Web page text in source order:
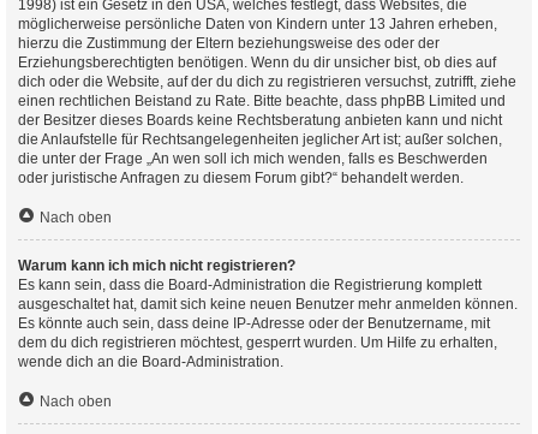
1998) ist ein Gesetz in den USA, welches festlegt, dass Websites, die
möglicherweise persönliche Daten von Kindern unter 13 Jahren erheben,
hierzu die Zustimmung der Eltern beziehungsweise des oder der
Erziehungsberechtigten benötigen. Wenn du dir unsicher bist, ob dies auf
dich oder die Website, auf der du dich zu registrieren versuchst, zutrifft, ziehe
einen rechtlichen Beistand zu Rate. Bitte beachte, dass phpBB Limited und
der Besitzer dieses Boards keine Rechtsberatung anbieten kann und nicht
die Anlaufstelle für Rechtsangelegenheiten jeglicher Art ist; außer solchen,
die unter der Frage „An wen soll ich mich wenden, falls es Beschwerden
oder juristische Anfragen zu diesem Forum gibt?“ behandelt werden.
Nach oben
Warum kann ich mich nicht registrieren?
Es kann sein, dass die Board-Administration die Registrierung komplett
ausgeschaltet hat, damit sich keine neuen Benutzer mehr anmelden können.
Es könnte auch sein, dass deine IP-Adresse oder der Benutzername, mit
dem du dich registrieren möchtest, gesperrt wurden. Um Hilfe zu erhalten,
wende dich an die Board-Administration.
Nach oben